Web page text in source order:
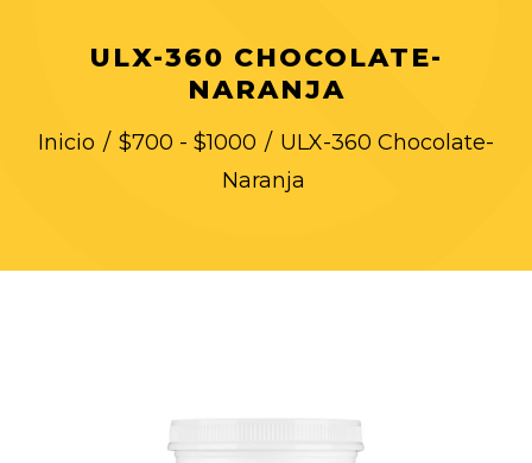
ULX-360 CHOCOLATE-
NARANJA
Inicio / $700 - $1000 / ULX-360 Chocolate-
Naranja